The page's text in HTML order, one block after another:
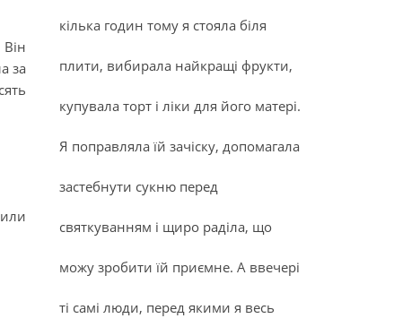
за
кілька годин тому я стояла біля
плити, вибирала найкращі фрукти,
купувала торт і ліки для його матері.
Я поправляла їй зачіску, допомагала
застебнути сукню перед
святкуванням і щиро раділа, що
можу зробити їй приємне. А ввечері
ті самі люди, перед якими я весь